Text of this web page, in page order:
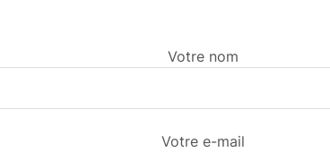
Votre nom
Votre e-mail